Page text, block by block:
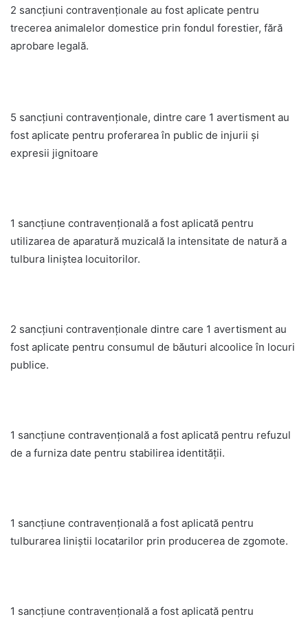
2 sancțiuni contravenționale au fost aplicate pentru
trecerea animalelor domestice prin fondul forestier, fără
aprobare legală.
5 sancțiuni contravenționale, dintre care 1 avertisment au
fost aplicate pentru proferarea în public de injurii și
expresii jignitoare
1 sancțiune contravențională a fost aplicată pentru
utilizarea de aparatură muzicală la intensitate de natură a
tulbura liniștea locuitorilor.
2 sancțiuni contravenționale dintre care 1 avertisment au
fost aplicate pentru consumul de băuturi alcoolice în locuri
publice.
1 sancțiune contravențională a fost aplicată pentru refuzul
de a furniza date pentru stabilirea identității.
1 sancțiune contravențională a fost aplicată pentru
tulburarea liniștii locatarilor prin producerea de zgomote.
1 sancțiune contravențională a fost aplicată pentru